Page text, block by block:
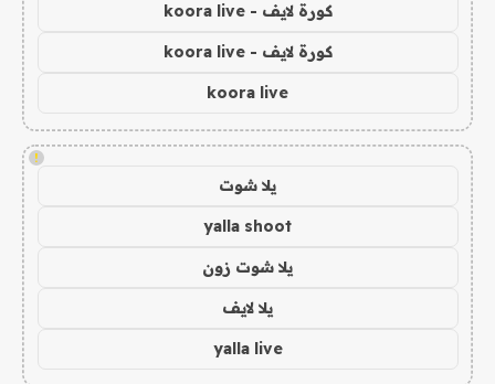
كورة لايف - koora live
كورة لايف - koora live
koora live
!
يلا شوت
yalla shoot
يلا شوت زون
يلا لايف
yalla live